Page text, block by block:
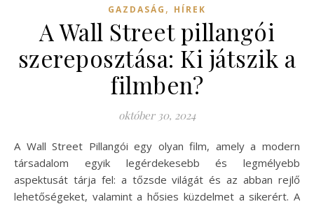
GAZDASÁG , HÍREK
A Wall Street pillangói
szereposztása: Ki játszik a
filmben?
október 30, 2024
A Wall Street Pillangói egy olyan film, amely a modern
társadalom egyik legérdekesebb és legmélyebb
aspektusát tárja fel: a tőzsde világát és az abban rejlő
lehetőségeket, valamint a hősies küzdelmet a sikerért. A